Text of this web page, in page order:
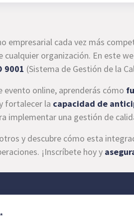
empresarial cada vez más
cualquier organización. En este
9001 (Sistema de Gestión de la
evento online, aprenderás cómo
fortalecer la capacidad de
implementar una gestión de
y descubre cómo esta
¡Inscríbete hoy y